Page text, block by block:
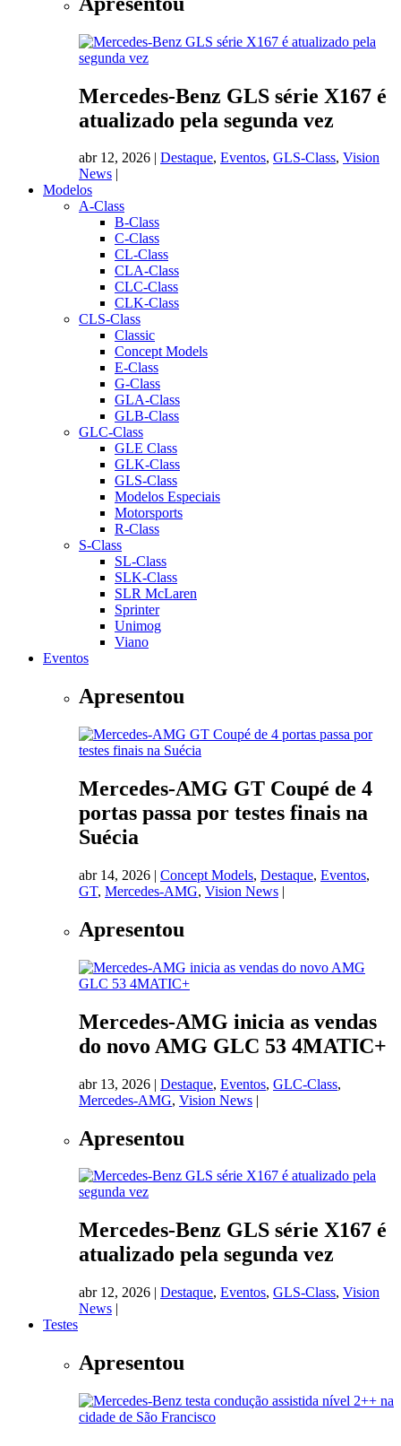
Mercedes-Benz GLS série X167 é
atualizado pela segunda vez
abr 12, 2026 | Destaque, Eventos, GLS-Class, Vision
News |
Modelos
A-Class
B-Class
C-Class
CL-Class
CLA-Class
CLC-Class
CLK-Class
CLS-Class
Classic
Concept Models
E-Class
G-Class
GLA-Class
GLB-Class
GLC-Class
GLE Class
GLK-Class
GLS-Class
Modelos Especiais
Motorsports
R-Class
S-Class
SL-Class
SLK-Class
SLR McLaren
Sprinter
Unimog
Viano
Eventos
Apresentou
Mercedes-AMG GT Coupé de 4
portas passa por testes finais na
Suécia
abr 14, 2026 | Concept Models, Destaque, Eventos,
GT, Mercedes-AMG, Vision News |
Apresentou
Mercedes-AMG inicia as vendas
do novo AMG GLC 53 4MATIC+
abr 13, 2026 | Destaque, Eventos, GLC-Class,
Mercedes-AMG, Vision News |
Apresentou
Mercedes-Benz GLS série X167 é
atualizado pela segunda vez
abr 12, 2026 | Destaque, Eventos, GLS-Class, Vision
News |
Testes
Apresentou